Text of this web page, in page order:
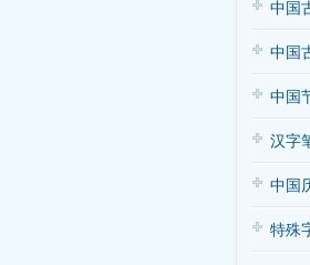
中国
中国
中国
汉字
中国
特殊